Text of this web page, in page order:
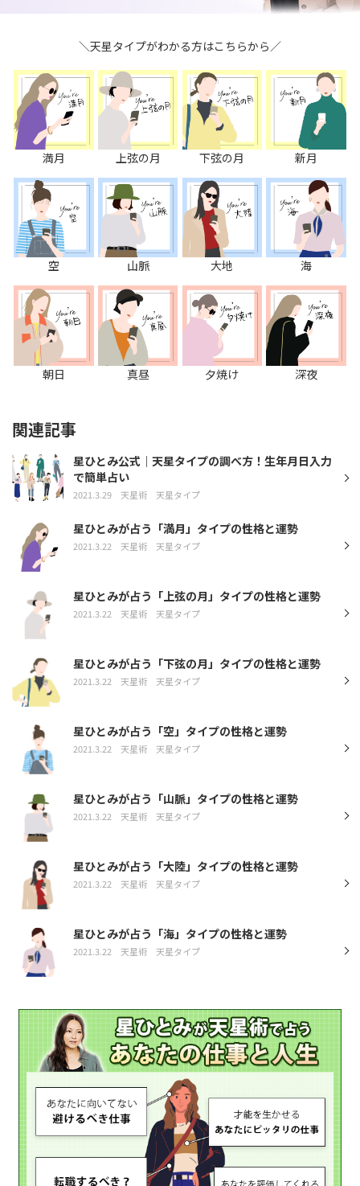
＼天星タイプがわかる方はこちらから／
満月 上弦の月 下弦の月 新月
空 山脈 大地 海
朝日 真昼 夕焼け 深夜
関連記事
星ひとみ公式｜天星タイプの調べ方！生年月日入力
で簡単占い
2021.3.29 天星術 天星タイプ
星ひとみが占う「満月」タイプの性格と運勢
2021.3.22 天星術 天星タイプ
星ひとみが占う「上弦の月」タイプの性格と運勢
2021.3.22 天星術 天星タイプ
星ひとみが占う「下弦の月」タイプの性格と運勢
2021.3.22 天星術 天星タイプ
星ひとみが占う「空」タイプの性格と運勢
2021.3.22 天星術 天星タイプ
星ひとみが占う「山脈」タイプの性格と運勢
2021.3.22 天星術 天星タイプ
星ひとみが占う「大陸」タイプの性格と運勢
2021.3.22 天星術 天星タイプ
星ひとみが占う「海」タイプの性格と運勢
2021.3.22 天星術 天星タイプ